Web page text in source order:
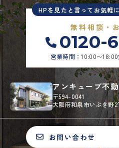
HPを見たと言ってお気軽
無料相談・
0120-
営業時間：10:00〜18:00
アンキューブ不
〒594-0041
大阪府和泉市いぶき野
お問い合わせ